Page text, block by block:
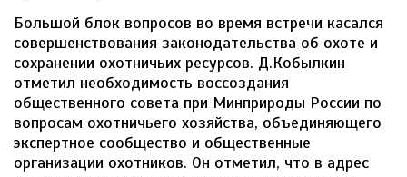
Большой блок вопросов во время встречи касался
совершенствования законодательства об охоте и
сохранении охотничьих ресурсов. Д.Кобылкин
отметил необходимость воссоздания
общественного совета при Минприроды России по
вопросам охотничьего хозяйства, объединяющего
экспертное сообщество и общественные
организации охотников. Он отметил, что в адрес